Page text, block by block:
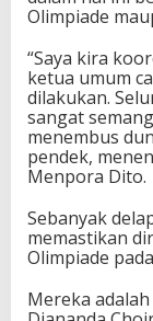
Olimpiade
“Saya kira
ketua umum
dilakukan.
sangat
menembus
pendek,
Menpora Dito.
Sebanyak
memastikan
Olimpiade
Mereka